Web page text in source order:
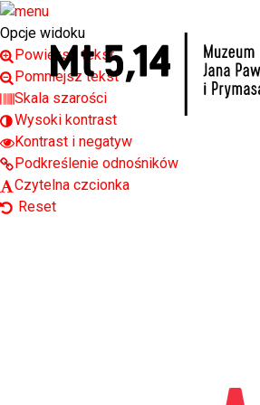
Open toolbar
Opcje widoku
Powiększ tekst
Pomniejsz tekst
Skala szarości
Wysoki kontrast
Kontrast i negatyw
Podkreślenie odnośników
Czytelna czcionka
Reset